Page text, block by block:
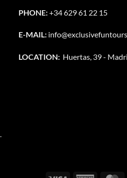
PHONE:+34 629 61 22 15
E-MAIL:
LOCATION: Huertas, 39 -